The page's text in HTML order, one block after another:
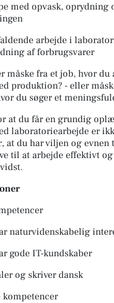
med opvask, oprydning
arbejde i
af forbrugsvarer
måske fra et job, hvor du
produktion? - eller
du søger et
at du får en grundig
laboratoriearbejde er
at du har viljen og
til at arbejde effektivt og
naturvidenskabelig
gode IT-kundskaber
og skriver dansk
kompetencer